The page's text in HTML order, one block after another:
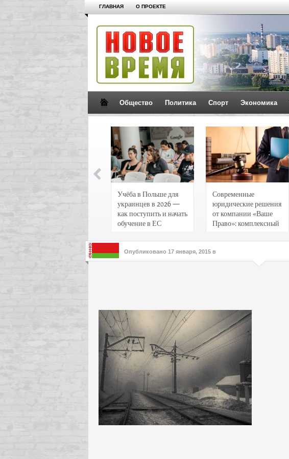
ГЛАВНАЯ О ПРОЕКТЕ
Общество Политика Спорт Экономика
Учёба в Польше для
украинцев в 2026 —
как поступить и начать
обучение в ЕС
Современные
юридические решения
от компании «Ваше
Право»: комплексный
интересов клиентов
Опубликовано 17 января, 2015 в